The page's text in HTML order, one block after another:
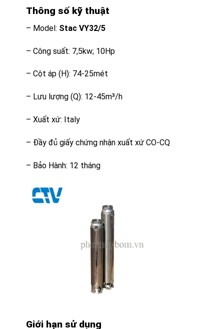
Thông số kỹ thuật
– Model: Stac VY32/5
– Công suất: 7,5kw; 10Hp
– Cột áp (H): 74-25mét
– Lưu lượng (Q): 12-45m³/h
– Xuất xứ: Italy
– Đầy đủ giấy chứng nhận xuất xứ CO-CQ
– Bảo Hành: 12 tháng
Giới hạn sử dụng